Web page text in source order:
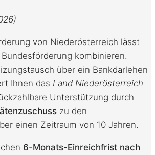
von Niederösterreich lässt
kombinieren.
über ein Bankdarlehen
Ihnen das Land Niederösterreich
Unterstützung durch
zu den
einen Zeitraum von 10 Jahren.
6-Monats-Einreichfrist nach